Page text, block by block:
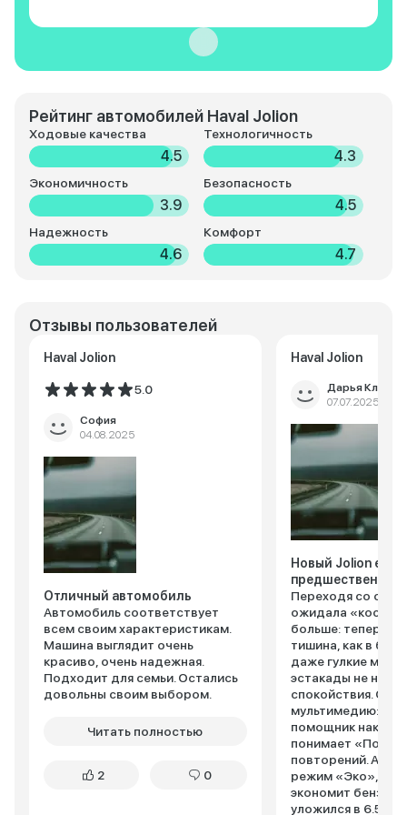
Рейтинг автомобилей Haval Jolion
Ходовые качества
4.5
Технологичность
4.3
Экономичность
3.9
Безопасность
4.5
Надежность
4.6
Комфорт
4.7
Отзывы пользователей
Haval Jolion
5.0
София
04.08.2025
Отличный автомобиль
Автомобиль соответствует
всем своим характеристикам.
Машина выглядит очень
красиво, очень надежная.
Подходит для семьи. Остались
довольны своим выбором.
Читать полностью
2 0
Haval Jolion
Дарья
07.07.2025
Новый Jolion еще
Переходя со
ожидала
больше: теперь в
тишина, как в
даже гулкие
эстакады не
спокойствия.
мультимедию:
помощник
понимает
повторений. А
режим «Эко»,
экономит бензин
уложился в 6.5